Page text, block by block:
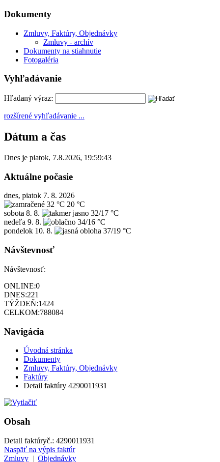
Dokumenty
Zmluvy, Faktúry, Objednávky
Zmluvy - archív
Dokumenty na stiahnutie
Fotogaléria
Vyhľadávanie
Hľadaný výraz:
rozšírené vyhľadávanie ...
Dátum a čas
Dnes je piatok, 7.8.2026, 19:59:43
Aktuálne počasie
dnes, piatok 7. 8. 2026
32 °C 20 °C
sobota 8. 8.
32/17 °C
nedeľa 9. 8.
34/16 °C
pondelok 10. 8. 37/19 °C
Návštevnosť
Návštevnosť:
ONLINE:0
DNES:221
TÝŽDEŇ:1424
CELKOM:788084
Navigácia
Úvodná stránka
Dokumenty
Zmluvy, Faktúry, Objednávky
Faktúry
Detail faktúry 4290011931
Obsah
Detail faktúryč.: 4290011931
Naspäť na výpis faktúr
Zmluvy | Objednávky